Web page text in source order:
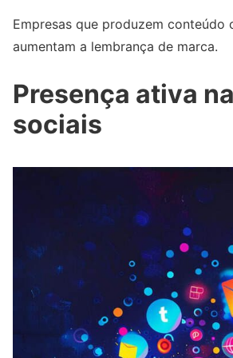
Empresas que produzem conteúdo
aumentam a lembrança de marca.
Presença ativa
sociais